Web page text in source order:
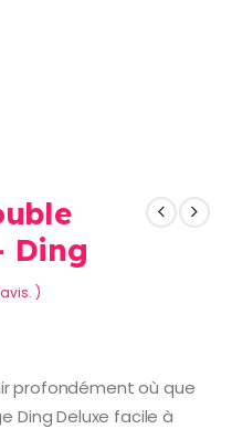
Ding
)
profondément où que
Ding Deluxe facile à